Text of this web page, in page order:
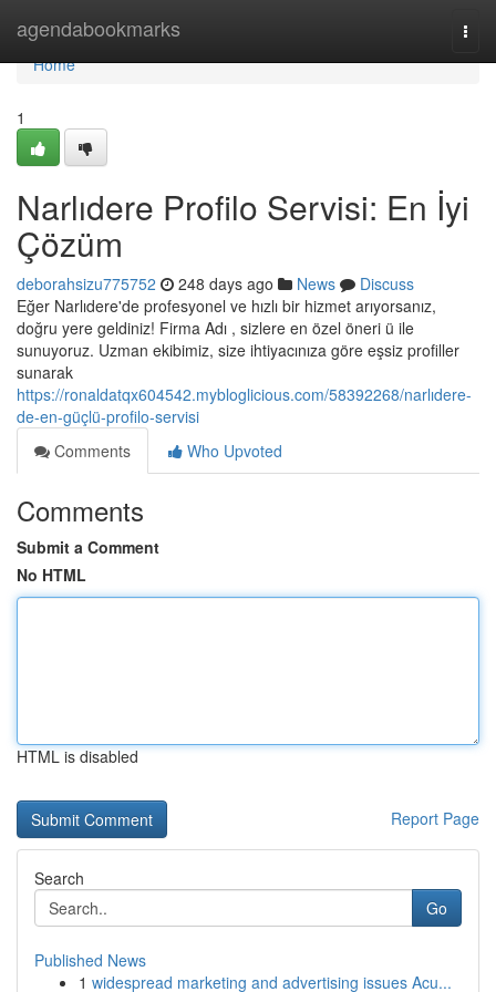
agendabookmarks
Home
Home
1
Narlıdere Profilo Servisi: En İyi
Çözüm
deborahsizu775752 248 days ago News
Discuss
Eğer Narlıdere'de profesyonel ve hızlı bir hizmet arıyorsanız,
doğru yere geldiniz! Firma Adı , sizlere en özel öneri ü ile
sunuyoruz. Uzman ekibimiz, size ihtiyacınıza göre eşsiz profiller
sunarak
https://ronaldatqx604542.mybloglicious.com/58392268/narlıdere-
de-en-güçlü-profilo-servisi
Comments
Who Upvoted
Comments
Submit a Comment
No HTML
HTML is disabled
Report Page
Search
Go
Published News
1 widespread marketing and advertising issues Acu...